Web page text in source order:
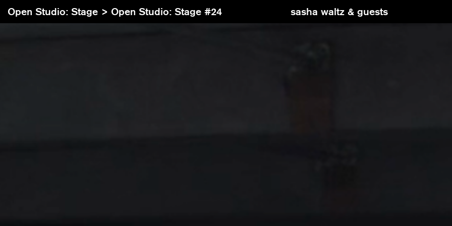
Open Studio: Stage > Open Studio: Stage #24 sasha waltz & guests